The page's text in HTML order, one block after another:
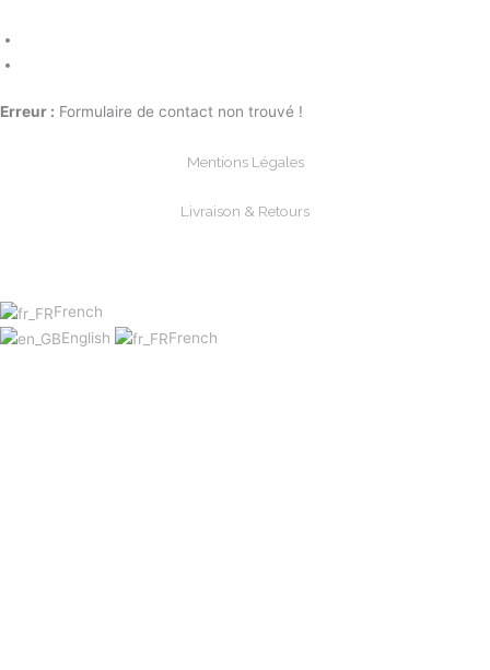
Erreur : Formulaire de contact non trouvé !
Mentions Légales
Livraison & Retours
French
English
French